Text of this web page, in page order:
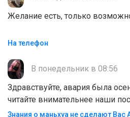
Желание есть, только
На телефон
В понедельник в 08:56
Здравствуйте, авария была
читайте внимательнее наши
Знания о маньхуа не сделают Вас